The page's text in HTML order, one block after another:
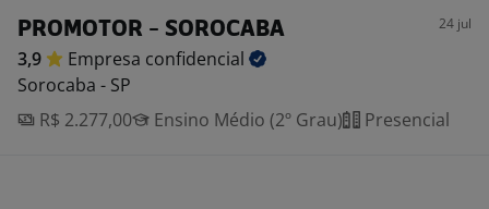
PROMOTOR - SOROCABA 24 jul
3,9 Empresa confidencial
Sorocaba - SP
R$ 2.277,00
Ensino Médio (2º Grau) Presencial